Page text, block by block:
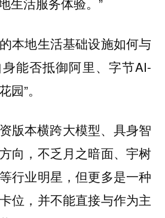
本地生活基础设施如何与
能否抵御阿里、字节AI-
园”。
版本横跨大模型、具身智
向，不乏月之暗面、宇树
行业明星，但更多是一种
位，并不能直接与作为主